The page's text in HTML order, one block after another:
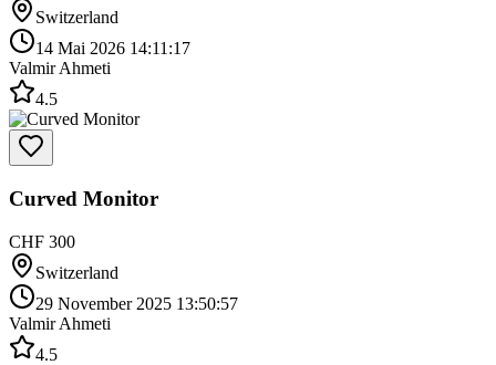
Switzerland
14 Mai 2026 14:11:17
Valmir Ahmeti
4.5
Curved Monitor
CHF 300
Switzerland
29 November 2025 13:50:57
Valmir Ahmeti
4.5